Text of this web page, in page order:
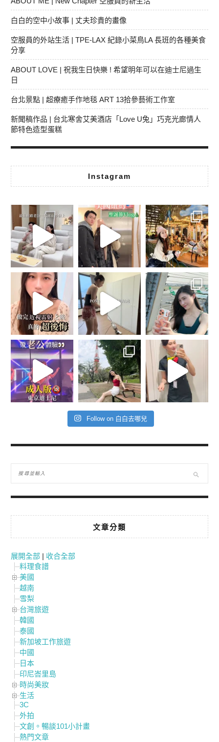
白白的空中小故事 | 丈夫珍貴的畫像
空服員的外站生活 | TPE-LAX 紀錄小菜鳥LA 長班的各種美食
分享
ABOUT LOVE | 祝我生日快樂 ! 希望明年可以在迪士尼過生
日
台北景點 | 超療癒手作地毯 ART 13拾參藝術工作室
新聞稿作品 | 台北寒舍艾美酒店「Love U兔」巧克光廊情人
節特色造型蛋糕
Instagram
Follow on 白白去哪兒
文章分類
展開全部 | 收合全部
料理食譜
美國
越南
雪梨
台灣旅遊
韓國
泰國
新加坡工作旅遊
中國
日本
印尼峇里島
時尚美妝
生活
3C
外拍
文創。暢談101小計畫
熱門文章